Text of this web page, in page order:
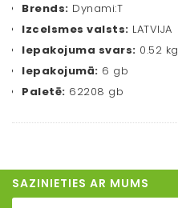
Brends: Dynami:T
Izcelsmes valsts: LATVIJA
Iepakojuma svars: 0.52 kg
Iepakojumā: 6 gb
Paletē: 62208 gb
SAZINIETIES AR MUMS